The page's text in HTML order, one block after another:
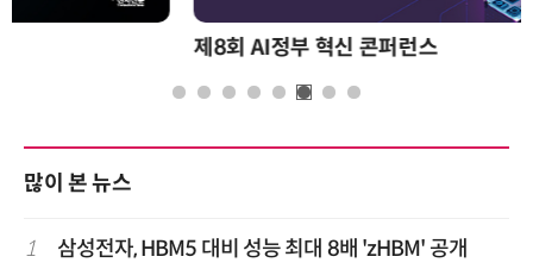
제8회 AI정부 혁신 콘퍼런스
많이 본 뉴스
1 삼성전자, HBM5 대비 성능 최대 8배 'zHBM' 공개